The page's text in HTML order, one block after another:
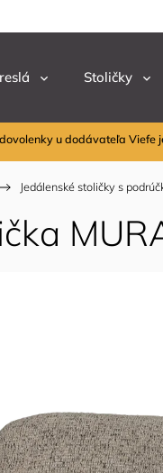
Stoličky
dovolenky u dodávateľa
/ Jedálenské stoličky s